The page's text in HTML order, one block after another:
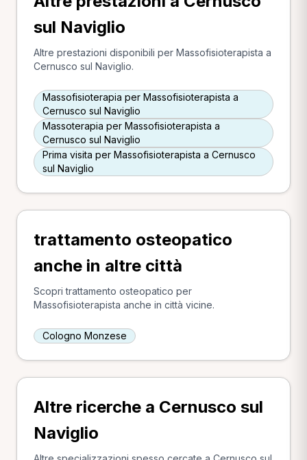
sul Naviglio
Altre prestazioni disponibili per Massofisioterapista a
Cernusco sul Naviglio.
Massofisioterapia per Massofisioterapista a
Cernusco sul Naviglio
Massoterapia per Massofisioterapista a
Cernusco sul Naviglio
Prima visita per Massofisioterapista a Cernusco
sul Naviglio
trattamento osteopatico
anche in altre città
Scopri trattamento osteopatico per
Massofisioterapista anche in città vicine.
Cologno Monzese
Altre ricerche a Cernusco sul
Naviglio